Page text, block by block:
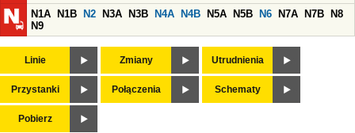
N1A
N1B N2 N3A N3B N4A N4B N5A N5B N6 N7A N7B
N8
N9
Linie Zmiany Utrudnienia
Przystanki Połączenia Schematy
Pobierz